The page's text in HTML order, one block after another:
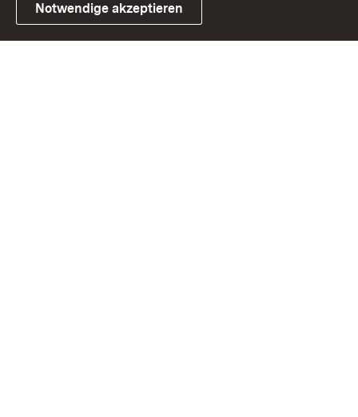
Link zum Landesportal
Notwendige akzeptieren